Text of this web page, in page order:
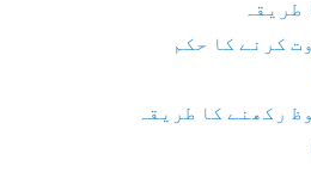
طریقہ
کرنے کا حکم
رکھنے کا طریقہ